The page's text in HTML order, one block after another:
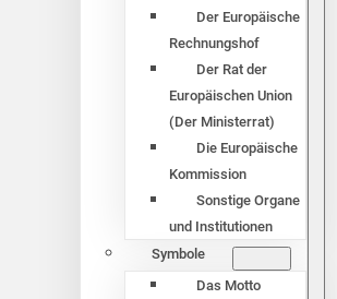
Der Europäische
Rechnungshof
Der Rat der
Europäischen Union
(Der Ministerrat)
Die Europäische
Kommission
Sonstige Organe
und Institutionen
Symbole
Das Motto